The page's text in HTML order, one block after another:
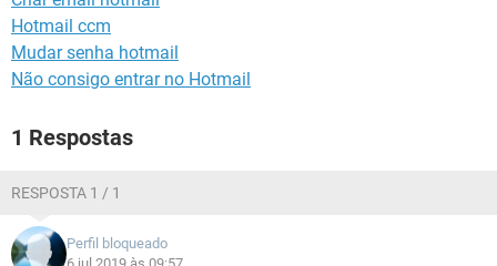
Hotmail ccm
Mudar senha hotmail
Não consigo entrar no Hotmail
1 Respostas
RESPOSTA 1 / 1
Perfil bloqueado